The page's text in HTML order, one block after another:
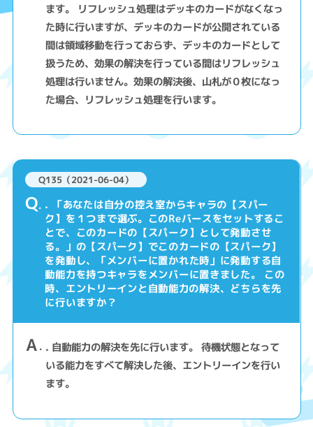
ます。 リフレッシュ処理はデッキのカードがなくなっ
た時に行いますが、デッキのカードが公開されている
間は領域移動を行っておらず、デッキのカードとして
扱うため、効果の解決を行っている間はリフレッシュ
処理は行いません。効果の解決後、山札が０枚になっ
た場合、リフレッシュ処理を行います。
Q135（2021-06-04）
Q . 「あなたは自分の控え室からキャラの【スパー
ク】を１つまで選ぶ。このReバースをセットするこ
とで、このカードの【スパーク】として発動させ
る。」の【スパーク】でこのカードの【スパーク】
を発動し、「メンバーに置かれた時」に発動する自
動能力を持つキャラをメンバーに置きました。 この
時、エントリーインと自動能力の解決、どちらを先
に行いますか？
A . 自動能力の解決を先に行います。 待機状態となって
いる能力をすべて解決した後、エントリーインを行い
ます。